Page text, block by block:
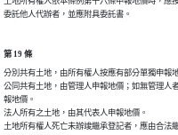
第 19 條
分別共有土地，由所有權人按應有部分單獨申報
公同共有土地，由管理人申報地價；如無管理人
報地價。
法人所有之土地，由其代表人申報地價。
土地所有權人死亡未辦竣繼承登記者，應由合法